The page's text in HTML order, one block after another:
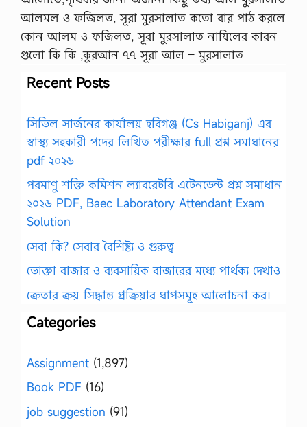
আলমল ও ফজিলত, সূরা মুরসালাত কতো বার পাঠ করলে
কোন আলম ও ফজিলত, সূরা মুরসালাত নাযিলের কারন
গুলো কি কি ,কুরআন ৭৭ সূরা আল – মুরসালাত
Recent Posts
সিভিল সার্জনের কার্যালয় হবিগঞ্জ (Cs Habiganj) এর
স্বাস্থ্য সহকারী পদের লিখিত পরীক্ষার full প্রশ্ন সমাধানের
pdf ২০২৬
পরমাণু শক্তি কমিশন ল্যাবরেটরি এটেনডেন্ট প্রশ্ন সমাধান
২০২৬ PDF, Baec Laboratory Attendant Exam
Solution
সেবা কি? সেবার বৈশিষ্ট্য ও গুরুত্ব
ভোক্তা বাজার ও ব্যবসায়িক বাজারের মধ্যে পার্থক্য দেখাও
ক্রেতার ক্রয় সিদ্ধান্ত প্রক্রিয়ার ধাপসমূহ আলোচনা কর।
Categories
Assignment (1,897)
Book PDF (16)
job suggestion (91)